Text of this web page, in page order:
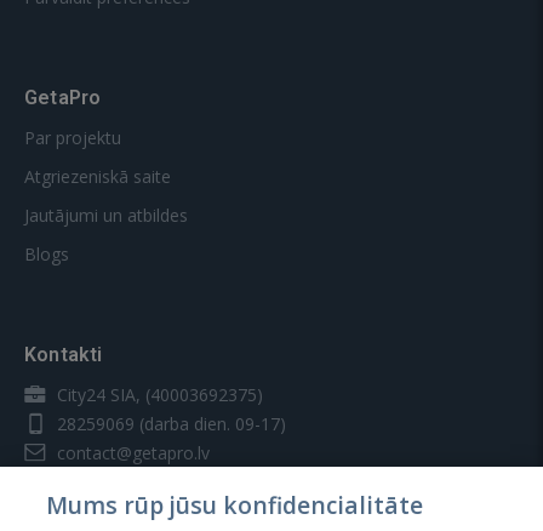
GetaPro
Par projektu
Atgriezeniskā saite
Jautājumi un atbildes
Blogs
Kontakti
City24 SIA, (40003692375)
28259069 (darba dien. 09-17)
contact@getapro.lv
Mums rūp jūsu konfidencialitāte